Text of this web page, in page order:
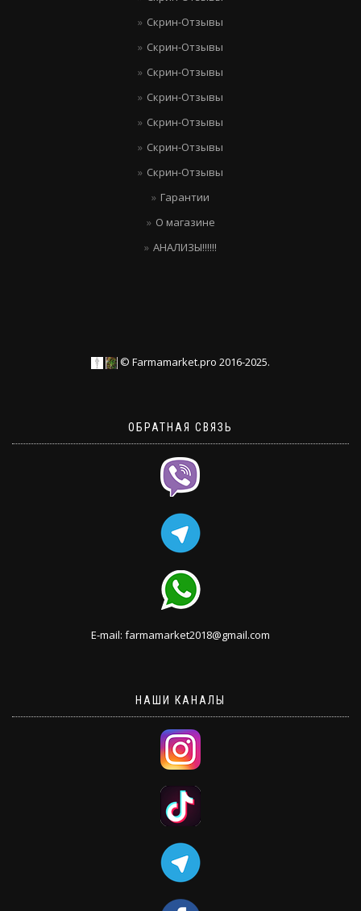
Скрин-Отзывы
Скрин-Отзывы
Скрин-Отзывы
Скрин-Отзывы
Скрин-Отзывы
Скрин-Отзывы
Скрин-Отзывы
Гарантии
О магазине
АНАЛИЗЫ!!!!!!
© Farmamarket.pro 2016-2025.
ОБРАТНАЯ СВЯЗЬ
E-mail: farmamarket2018@gmail.com
НАШИ КАНАЛЫ